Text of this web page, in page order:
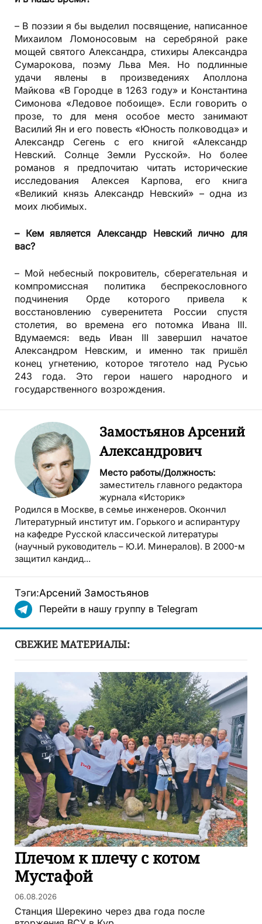
– В поэзии я бы выделил посвящение, написанное
Михаилом Ломоносовым на серебряной раке
мощей святого Александра, стихиры Александра
Сумарокова, поэму Льва Мея. Но подлинные
удачи явлены в произведениях Аполлона
Майкова «В Городце в 1263 году» и Константина
Симонова «Ледовое побоище». Если говорить о
прозе, то для меня особое место занимают
Василий Ян и его повесть «Юность полководца» и
Александр Сегень с его книгой «Александр
Невский. Солнце Земли Русской». Но более
романов я предпочитаю читать исторические
исследования Алексея Карпова, его книга
«Великий князь Александр Невский» – одна из
моих любимых.
– Кем является Александр Невский лично для
вас?
– Мой небесный покровитель, сберегательная и
компромиссная политика беспрекословного
подчинения Орде которого привела к
восстановлению суверенитета России спустя
столетия, во времена его потомка Ивана III.
Вдумаемся: ведь Иван III завершил начатое
Александром Невским, и именно так пришёл
конец угнетению, которое тяготело над Русью
243 года. Это герои нашего народного и
государственного возрождения.
Замостьянов Арсений
Александрович
Место работы/Должность:
заместитель главного редактора
журнала «Историк»
Родился в Москве, в семье инженеров. Окончил
Литературный институт им. Горького и аспирантуру
на кафедре Русской классической литературы
(научный руководитель – Ю.И. Минералов). В 2000-м
защитил кандид...
Тэги:Арсений Замостьянов
Перейти в нашу группу в Telegram
СВЕЖИЕ МАТЕРИАЛЫ:
Плечом к плечу с котом
Мустафой
06.08.2026
Станция Шерекино через два года после